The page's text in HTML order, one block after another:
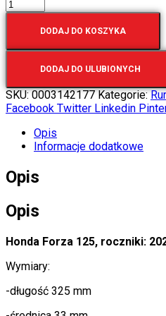
DODAJ DO KOSZYKA
DODAJ DO ULUBIONYCH
SKU:0003142177 Kategorie:
Facebook Twitter Linkedin
Opis
Informacje dodatkowe
Opis
Opis
Honda Forza 125, roczniki:
Wymiary:
-długość 325 mm